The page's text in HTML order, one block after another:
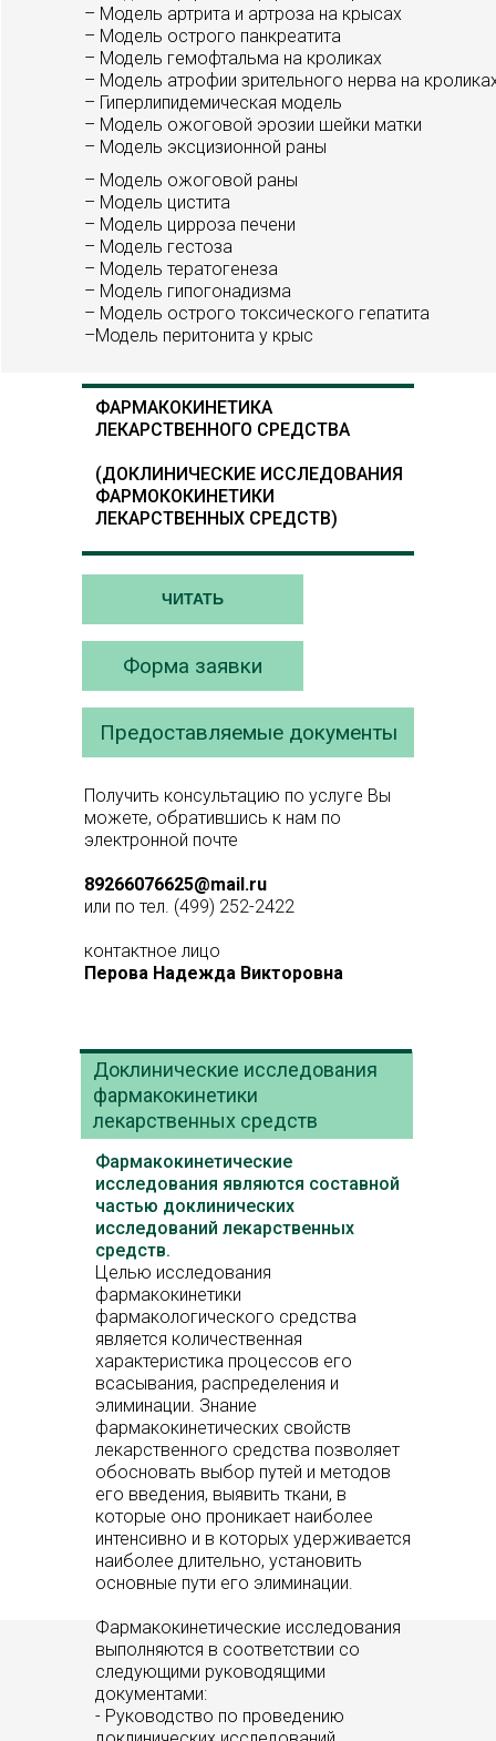
Получить консультацию по услуге Вы
можете, обратившись к нам по
электронной почте
89266076625@mail.ru
или по тел. (499) 252-2422
контактное лицо
Перова Надежда Викторовна
Форма заявки
– Модель артрита и артроза на крысах
– Модель острого панкреатита
– Модель гемофтальма на кроликах
– Модель атрофии зрительного нерва на
– Гиперлипидемическая модель
– Модель ожоговой эрозии шейки матки
– Модель эксцизионной раны
– Модель ожоговой раны
– Модель цистита
– Модель цирроза печени
– Модель гестоза
– Модель тератогенеза
– Модель гипогонадизма
– Модель острого токсического гепатита
–Модель перитонита у крыс
ФАРМАКОКИНЕТИКА
ЛЕКАРСТВЕННОГО СРЕДСТВА
Предоставляемые документы
(ДОКЛИНИЧЕСКИЕ ИССЛЕДОВАНИЯ
ФАРМОКОКИНЕТИКИ
ЛЕКАРСТВЕННЫХ СРЕДСТВ)
ЧИТАТЬ
Доклинические исследования
фармакокинетики
лекарственных средств
Целью исследования
фармакокинетики
фармакологического средства
является количественная
характеристика процессов его
всасывания, распределения и
элиминации. Знание
фармакокинетических свойств
лекарственного средства позволяет
обосновать выбор путей и методов
его введения, выявить ткани, в
которые оно проникает наиболее
интенсивно и в которых удерживается
наиболее длительно, установить
основные пути его элиминации.
Фармакокинетические исследования
выполняются в соответствии со
следующими руководящими
документами:
- Руководство по проведению
Фармакокинетические
исследования являются составной
частью доклинических
исследований лекарственных
средств.